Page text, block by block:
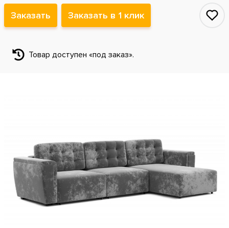
Заказать Заказать в 1 клик
Товар доступен «под заказ».